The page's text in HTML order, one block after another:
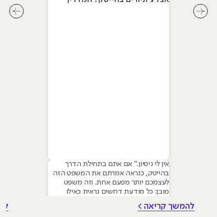
אין לי ניסיון." אם אתם בתחילת הדרך
בהייטק, כנראה אמרתם את המשפט הזה
לעצמכם יותר מפעם אחת. וזה משפט
מובן: כל מודעת דרושים נראית כאילו
כבר נגע במוצר אמיתי, כבר צבר ביטחון.
להמשך קריאה >
לחץ לחץ לשיקופית קודמת בסליידר מאמרים